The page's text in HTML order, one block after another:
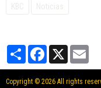
KBC Noticias
PartagerFacebook
X
Copyright © 2026 All rights